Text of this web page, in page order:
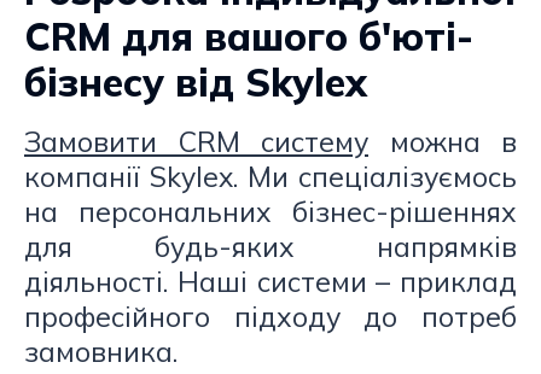
CRM для вашого б'юті-
бізнесу від Skylex
Замовити CRM систему можна в
компанії Skylex. Ми спеціалізуємось
на персональних бізнес-рішеннях
для будь-яких напрямків
діяльності. Наші системи – приклад
професійного підходу до потреб
замовника.